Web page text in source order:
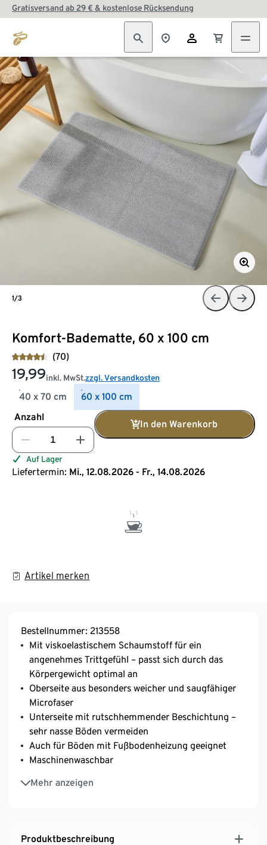
Gratisversand ab 29 € & kostenlose Rücksendung
Komfort-Badematte, 60 x 100 cm
(70)
19,99inkl. MwSt.zzgl. Versandkosten
40 x 70 cm
60 x 100 cm
Anzahl
In den Warenkorb
Auf Lager
Liefertermin: Mi., 12.08.2026 - Fr., 14.08.2026
Artikel merken
1/3
Bestellnummer: 213558
Mit viskoelastischem Schaumstoff für ein
angenehmes Trittgefühl – passt sich durch das
Körpergewicht optimal an
Oberseite aus besonders weicher und saugfähiger
Microfaser
Unterseite mit rutschhemmender Beschichtung –
sehr nasse Böden vermeiden
Auch für Böden mit Fußbodenheizung geeignet
Maschinenwaschbar
Mehr anzeigen
Mit recyceltem Material
Diese Badematte schont Ressourcen.
Produktbeschreibung